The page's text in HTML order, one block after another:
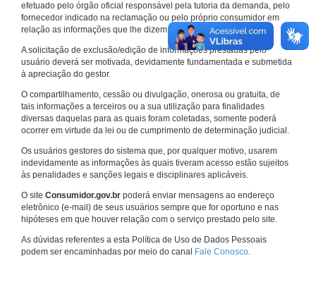
efetuado pelo órgão oficial responsável pela tutoria da demanda, pelo
fornecedor indicado na reclamação ou pelo próprio consumidor em
relação as informações que lhe dizem respeito.
A solicitação de exclusão/edição de informações prestadas pelo
usuário deverá ser motivada, devidamente fundamentada e submetida
à apreciação do gestor.
O compartilhamento, cessão ou divulgação, onerosa ou gratuita, de
tais informações a terceiros ou a sua utilização para finalidades
diversas daquelas para as quais foram coletadas, somente poderá
ocorrer em virtude da lei ou de cumprimento de determinação judicial.
Os usuários gestores do sistema que, por qualquer motivo, usarem
indevidamente as informações às quais tiveram acesso estão sujeitos
às penalidades e sanções legais e disciplinares aplicáveis.
O site Consumidor.gov.br poderá enviar mensagens ao endereço
eletrônico (e-mail) de seus usuários sempre que for oportuno e nas
hipóteses em que houver relação com o serviço prestado pelo site.
As dúvidas referentes a esta Política de Uso de Dados Pessoais
podem ser encaminhadas por meio do canal Fale Conosco.